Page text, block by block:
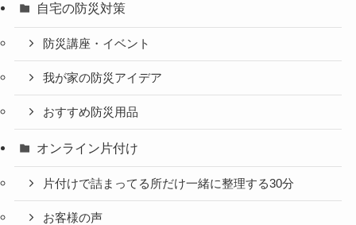
自宅の防災対策
防災講座・イベント
我が家の防災アイデア
おすすめ防災用品
オンライン片付け
片付けで詰まってる所だけ一緒に整理する30分
お客様の声